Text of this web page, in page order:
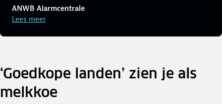
ANWB Alarmcentrale
Lees meer
‘Goedkope landen’ zien je als
melkkoe